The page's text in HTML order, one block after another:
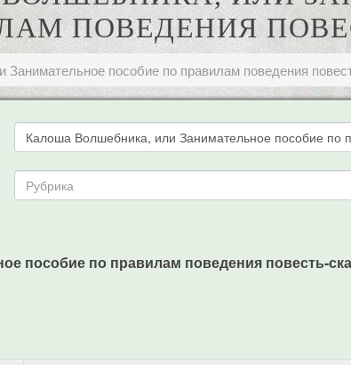
ПОВЕДЕНИЯ
пособие по правилам поведения
пособие по правилам поведения повесть-